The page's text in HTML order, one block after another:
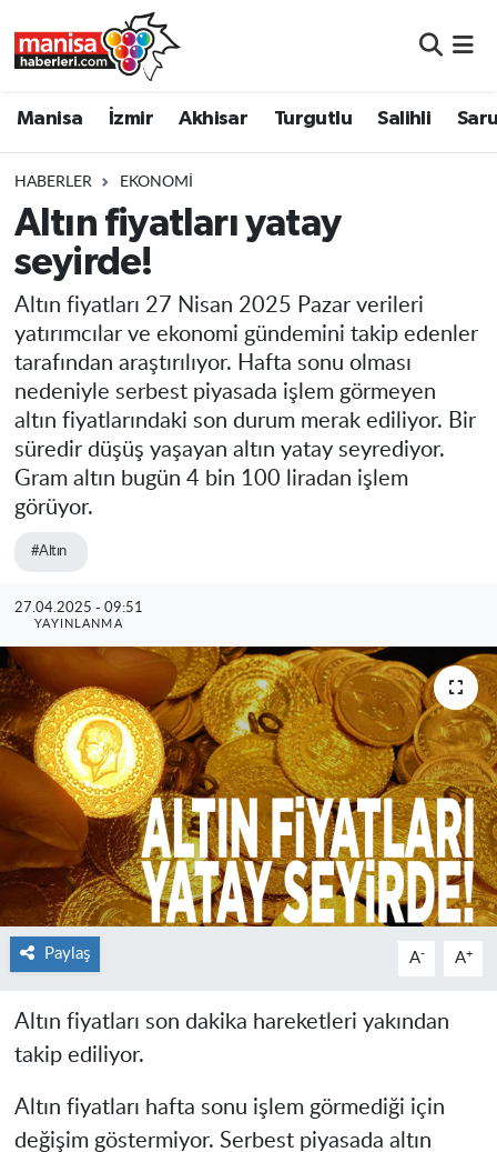
Manisa İzmir Akhisar Turgutlu Salihli
HABERLER EKONOMI
Altın fiyatları yatay
seyirde!
Altın fiyatları 27 Nisan 2025 Pazar verileri
yatırımcılar ve ekonomi gündemini takip edenler
tarafından araştırılıyor. Hafta sonu olması
nedeniyle serbest piyasada işlem görmeyen
altın fiyatlarındaki son durum merak ediliyor. Bir
süredir düşüş yaşayan altın yatay seyrediyor.
Gram altın bugün 4 bin 100 liradan işlem
görüyor.
#Altın
27.04.2025 - 09:51
YAYINLANMA
Paylaş A- A+
Altın fiyatları son dakika hareketleri yakından
takip ediliyor.
Altın fiyatları hafta sonu işlem görmediği için
değişim göstermiyor. Serbest piyasada altın
Turgutlu
Salihli
Saruhanlı
Soma
Resmi İlanlar
Manisa Nöbetçi Eczaneler
Manisa Trafik Yoğunluk Haritası
Süper Lig Puan Durumu ve Fikstür
Tüm Manşetler
Son Dakika Haberleri
Haber Arşivi